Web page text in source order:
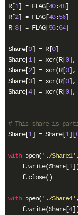
R[1] = FLAG[40:48]
R[2] = FLAG[48:56]
R[3] = FLAG[56:64]
Share[0] = R[0]
Share[1] = xor(R[0],
Share[2] = xor(R[0],
Share[3] = xor(R[0],
Share[4] = xor(R[0],
# This share is
Share[1] = Share[1][
with open( './Share1'
    f.write(Share[
1])
    f.close()
with open( './Share4'
    f.write(Share[
4])